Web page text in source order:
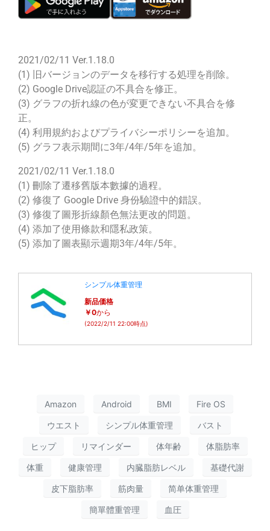
2021/02/11 Ver.1.18.0
(1) 旧バージョンのデータを移行する処理を削除。
(2) Google Drive認証の不具合を修正。
(3) グラフの折れ線の色が変更できない不具合を修
正。
(4) 利用規約およびプライバシーポリシーを追加。
(5) グラフ表示期間に3年/4年/5年を追加。
2021/02/11 Ver.1.18.0
(1) 刪除了遷移舊版本數據的過程。
(2) 修復了 Google Drive 身份驗證中的錯誤。
(3) 修復了圖形折線顏色無法更改的問題。
(4) 添加了使用條款和隱私政策。
(5) 添加了圖表顯示週期3年/4年/5年。
シンプル体重管理
新品価格
￥0から
(2022/2/11 22:00時点)
Amazon Android BMI Fire OS
ウエスト シンプル体重管理 バスト
ヒップ リマインダー 体年齢 体脂肪率
体重 健康管理 内臓脂肪レベル 基礎代謝
皮下脂肪率 筋肉量 简单体重管理
簡單體重管理 血圧